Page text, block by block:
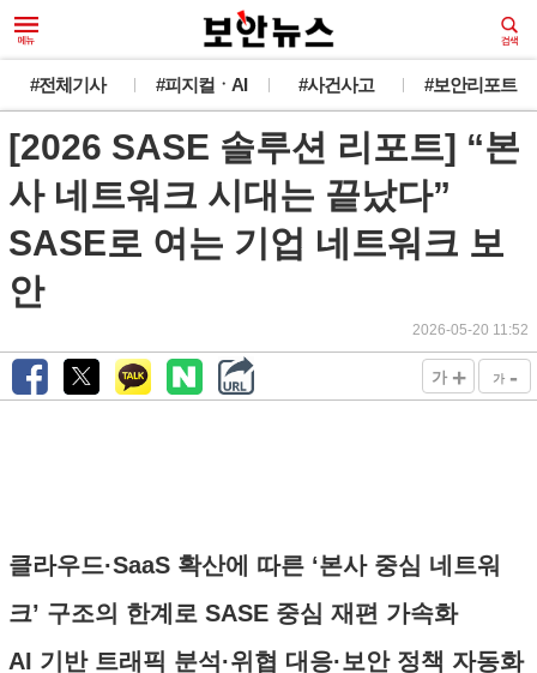
#전체기사 #피지컬ㆍAI #사건사고 #보안리포트
[2026 SASE 솔루션 리포트] “본
사 네트워크 시대는 끝났다”
SASE로 여는 기업 네트워크 보
안
2026-05-20 11:52
가 + 가 -
클라우드·SaaS 확산에 따른 ‘본사 중심 네트워
크’ 구조의 한계로 SASE 중심 재편 가속화
AI 기반 트래픽 분석·위협 대응·보안 정책 자동화